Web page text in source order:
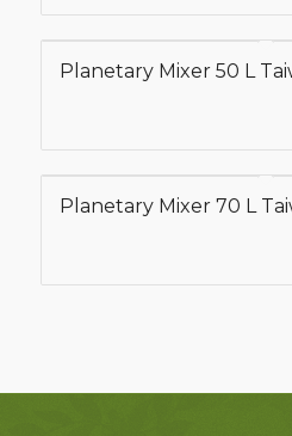
Planetary Mixer 50 L
Planetary Mixer 70 L